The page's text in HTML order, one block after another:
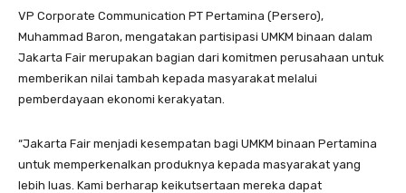
VP Corporate Communication PT Pertamina (Persero),
Muhammad Baron, mengatakan partisipasi UMKM binaan dalam
Jakarta Fair merupakan bagian dari komitmen perusahaan untuk
memberikan nilai tambah kepada masyarakat melalui
pemberdayaan ekonomi kerakyatan.
“Jakarta Fair menjadi kesempatan bagi UMKM binaan Pertamina
untuk memperkenalkan produknya kepada masyarakat yang
lebih luas. Kami berharap keikutsertaan mereka dapat